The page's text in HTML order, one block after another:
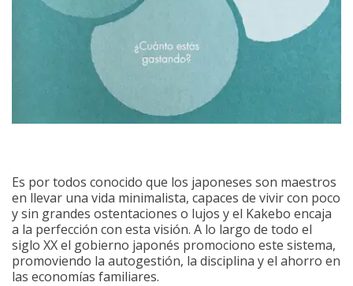
Es por todos conocido que los japoneses son maestros
en llevar una vida minimalista, capaces de vivir con poco
y sin grandes ostentaciones o lujos y el Kakebo encaja
a la perfección con esta visión. A lo largo de todo el
siglo XX el gobierno japonés promociono este sistema,
promoviendo la autogestión, la disciplina y el ahorro en
las economías familiares.